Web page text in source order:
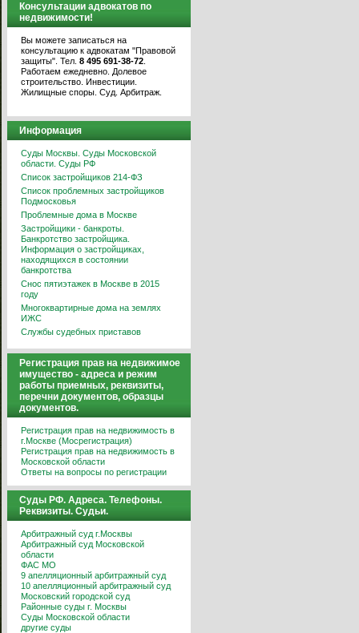
Консультации адвокатов по
недвижимости!
Вы можете записаться на
консультацию к адвокатам "Правовой
защиты". Тел. 8 495 691-38-72
Работаем ежедневно. Долевое
строительство. Инвестиции.
Жилищные споры. Суд. Арбитраж.
Информация
Суды Москвы. Суды Московской
области. Суды РФ
Список застройщиков 214-ФЗ
Список проблемных застройщиков
Подмосковья
Проблемные дома в Москве
Застройщики - банкроты.
Банкротство застройщика.
Информация о застройщиках,
находящихся в состоянии
банкротства
Снос пятиэтажек в Москве в 2015
году
Многоквартирные дома на землях
ИЖС
Службы судебных приставов
Регистрация прав на недвижимое
имущество - адреса и режим
работы приемных, реквизиты,
перечни документов, образцы
документов.
Регистрация прав на недвижимость в
г.Москве (Мосрегистрация)
Регистрация прав на недвижимость в
Московской области
Ответы на вопросы по регистрации
Суды РФ. Адреса. Телефоны.
Реквизиты. Судьи.
Арбитражный суд г.Москвы
Арбитражный суд Московской
области
ФАС МО
9 апелляционный арбитражный суд
10 апелляционный арбитражный суд
Московский городской суд
Районные суды г. Москвы
Суды Московской области
другие суды